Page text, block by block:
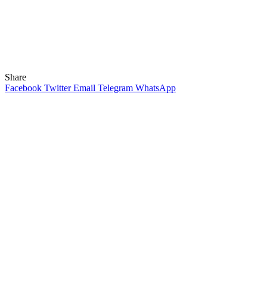
Share
Facebook Twitter Email Telegram WhatsApp